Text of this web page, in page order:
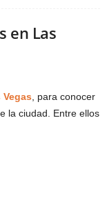
en Las
Vegas , para conocer
la ciudad. Entre ellos